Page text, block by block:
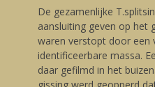
De gezamenlijke
aansluiting geven op het
waren verstopt door een
identificeerbare massa.
daar gefilmd in het
gissing werd geopperd